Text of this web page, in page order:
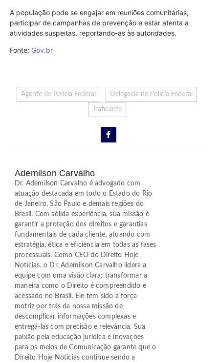
A população pode se engajar em reuniões comunitárias,
participar de campanhas de prevenção e estar atenta a
atividades suspeitas, reportando-as às autoridades.
Fonte: Gov.br
Agente de Polícia Federal Delegacia de Polícia Federal
Traficante
Ademilson Carvalho
Dr. Ademilson Carvalho é advogado com
atuação destacada em todo o Estado do Rio
de Janeiro, São Paulo e demais regiões do
Brasil. Com sólida experiência, sua missão é
garantir a proteção dos direitos e garantias
fundamentais de cada cliente, atuando com
estratégia, ética e eficiência em todas as fases
processuais. Como CEO do Direito Hoje
Notícias, o Dr. Ademilson Carvalho lidera a
equipe com uma visão clara: transformar a
maneira como o Direito é compreendido e
acessado no Brasil. Ele tem sido a força
motriz por trás da nossa missão de
descomplicar informações complexas e
entregá-las com precisão e relevância. Sua
paixão pela educação jurídica e inovações
para os meios de Comunicação garante que o
Direito Hoje Notícias continue sendo a